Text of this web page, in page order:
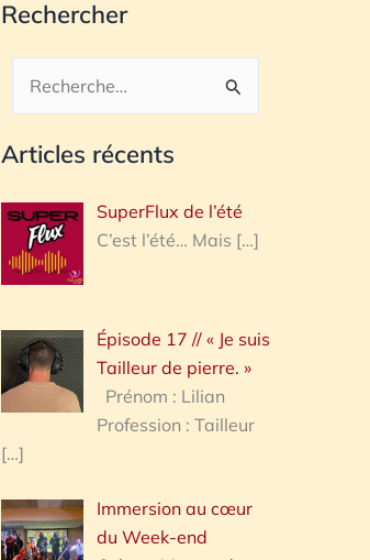
Rechercher
Rechercher :
Articles récents
SuperFlux de l’été
C’est l’été… Mais […]
Épisode 17 // « Je suis
Tailleur de pierre. »
Prénom : Lilian
Profession : Tailleur
[…]
Immersion au cœur
du Week-end